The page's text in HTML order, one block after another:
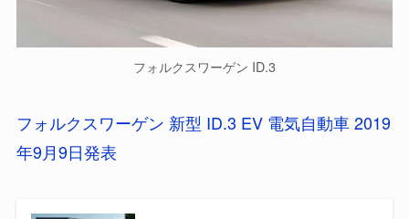
フォルクスワーゲン ID.3
フォルクスワーゲン 新型 ID.3 EV 電気自動車 2019
年9月9日発表